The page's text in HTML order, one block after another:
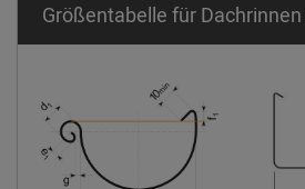
Größentabelle für